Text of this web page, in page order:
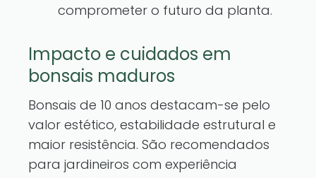
comprometer o futuro da planta.
Impacto e cuidados em
bonsais maduros
Bonsais de 10 anos destacam-se pelo
valor estético, estabilidade estrutural e
maior resistência. São recomendados
para jardineiros com experiência